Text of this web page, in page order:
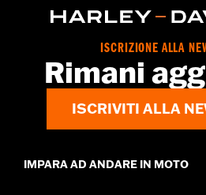
ISCRIZIONE ALLA
Rimani
ISCRIVITI ALLA
IMPARA AD ANDARE IN MOTO